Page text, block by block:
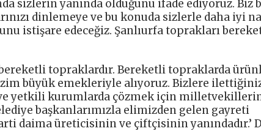
sizlerin yanında olduğunu ifade ediyoruz. Biz
dinlemeye ve bu konuda sizlerle daha iyi
istişare edeceğiz. Şanlıurfa toprakları
topraklardır. Bereketli topraklarda
büyük emekleriyle alıyoruz. Bizlere
ve yetkili kurumlarda çözmek için
başkanlarımızla elimizden gelen gayreti
daima üreticisinin ve çiftçisinin yanındadır.’